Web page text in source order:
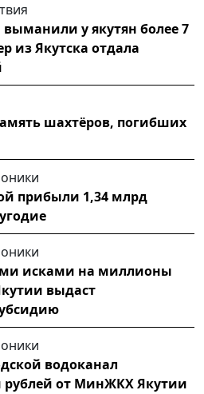
у якутян более 7
из Якутска отдала
шахтёров, погибших
прибыли 1,34 млрд
исками на миллионы
выдаст
водоканал
рублей от МинЖКХ Якутии